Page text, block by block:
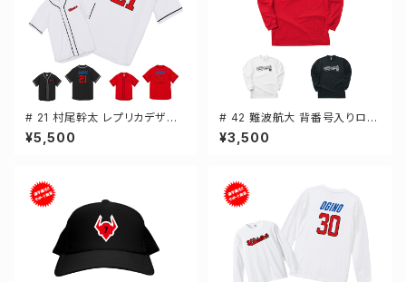
# 21 村尾幹太 レプリカデザイ
ン 3カラー 選手還元 ベースボ
ールシャツ S-XXLサイズ 5982
¥5,500
# 42 難波航大 背番号入りロゴ
ドライTシャツ 長袖 選手還元 3
カラー S-5Lサイズ 000304
¥3,500